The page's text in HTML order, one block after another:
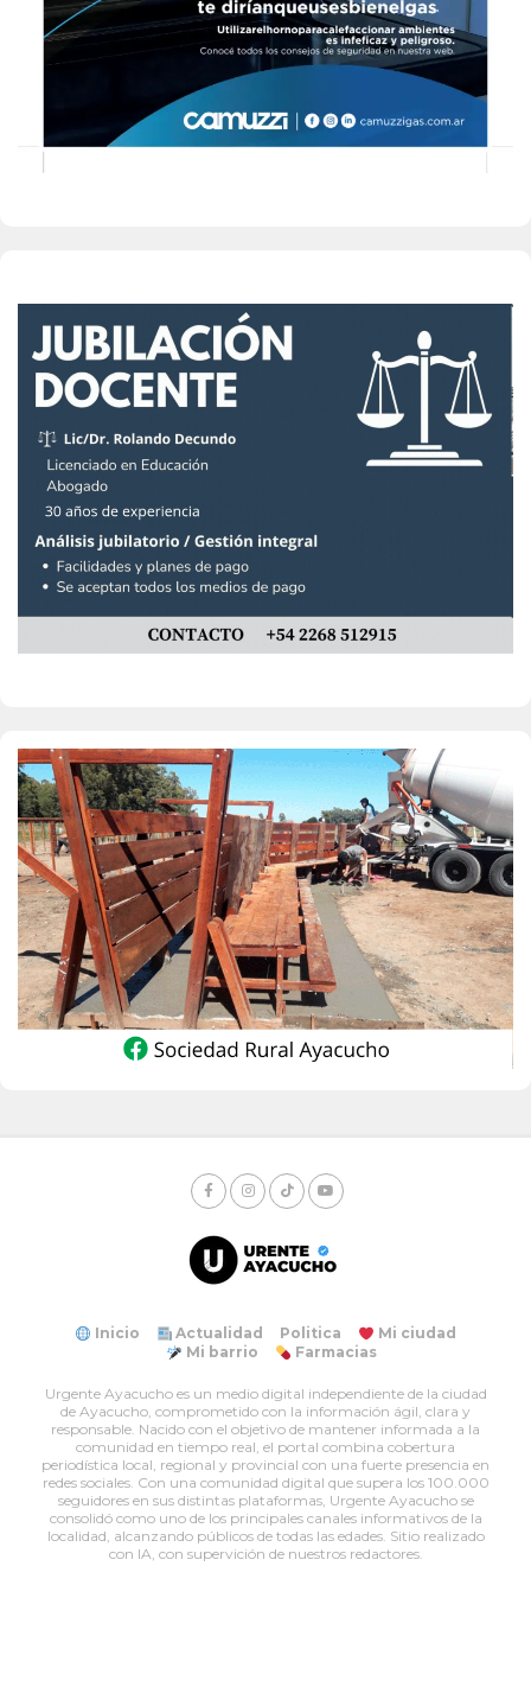
Inicio Actualidad Politica
Mi ciudad
Mi barrio
Farmacias
Urgente Ayacucho es un medio digital independiente de la ciudad
de Ayacucho, comprometido con la información ágil, clara y
responsable. Nacido con el objetivo de mantener informada a la
comunidad en tiempo real, el portal combina cobertura
periodística local, regional y provincial con una fuerte presencia en
redes sociales. Con una comunidad digital que supera los 100.000
seguidores en sus distintas plataformas, Urgente Ayacucho se
consolidó como uno de los principales canales informativos de la
localidad, alcanzando públicos de todas las edades. Sitio realizado
con IA, con supervición de nuestros redactores.